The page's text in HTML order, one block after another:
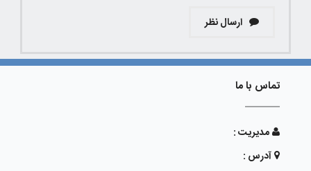
ارسال نظر
تماس با ما
مدیریت :
آدرس :